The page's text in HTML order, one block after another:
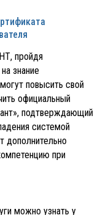
пройдя
знание
повысить свой
официальный
подтверждающий
системой
дополнительно
при
можно узнать у